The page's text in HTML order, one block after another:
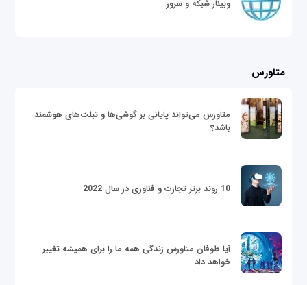
وبینار شبکه و سرور
متاورس
متاورس می‌تواند پایانی بر گوشی‌ها و تبلت‌های هوشمند
باشد؟
10 روند برتر تجارت و فناوری در سال 2022
آیا طوفان متاورس زندگی همه ما را برای همیشه تغییر
خواهد داد